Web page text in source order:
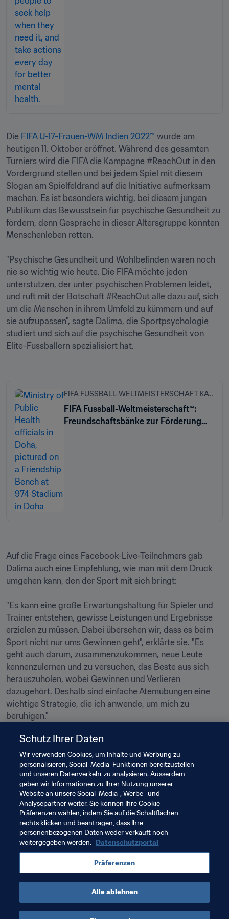
Die FIFA U-17-Frauen-WM Indien 2022™ wurde am
heutigen 11. Oktober eröffnet. Während des gesamten
Turniers wird die FIFA die Kampagne #ReachOut in den
Vordergrund stellen und bei jedem Spiel mit diesem
Slogan am Spielfeldrand auf die Initiative aufmerksam
machen. Es ist besonders wichtig, bei diesem jungen
Publikum das Bewusstsein für psychische Gesundheit zu
fördern, denn Gespräche in dieser Altersgruppe könnten
Menschenleben retten.
"Psychische Gesundheit und Wohlbefinden waren noch
nie so wichtig wie heute. Die FIFA möchte jeden
unterstützen, der unter psychischen Problemen leidet,
und ruft mit der Botschaft #ReachOut alle dazu auf, sich
um die Menschen in ihrem Umfeld zu kümmern und auf
sie aufzupassen", sagte Dalima, die Sportpsychologie
studiert und sich auf die psychische Gesundheit von
Elite-Fussballern spezialisiert hat.
FIFA FUSSBALL-WELTMEISTERSCHAFT KATAR 2022™
FIFA Fussball-Weltmeisterschaft™:
Freundschaftsbänke zur Förderung
Auf die Frage eines Facebook-Live-Teilnehmers gab
Dalima auch eine Empfehlung, wie man mit dem Druck
umgehen kann, den der Sport mit sich bringt:
"Es kann eine große Erwartungshaltung für Spieler und
Trainer entstehen, gewisse Leistungen und Ergebnisse
erzielen zu müssen. Dabei übersehen wir, dass es beim
Sport nicht nur ums Gewinnen geht", erklärte sie. "Es
geht auch darum, zusammenzukommen, neue Leute
kennenzulernen und zu versuchen, das Beste aus sich
herauszuholen, wobei Gewinnen und Verlieren
dazugehört. Deshalb sind einfache Atemübungen eine
wichtige Strategie, die ich anwende, um mich zu
beruhigen."
Verwandte Themen
Medizinisch Organisation
FIFA U-17-Frauen-Weltmeisterschaft Indien 2022™
India AFC
Schutz Ihrer Daten
Wir verwenden Cookies, um Inhalte und Werbung zu
personalisieren, Social-Media-Funktionen bereitzustellen
und unseren Datenverkehr zu analysieren. Ausserdem
geben wir Informationen zu Ihrer Nutzung unserer
Website an unsere Social-Media-, Werbe- und
Analysepartner weiter. Sie können Ihre Cookie-
Präferenzen wählen, indem Sie auf die Schaltflächen
rechts klicken und beantragen, dass Ihre
personenbezogenen Daten weder verkauft noch
weitergegeben werden. Datenschutzportal
Präferenzen
Alle ablehnen